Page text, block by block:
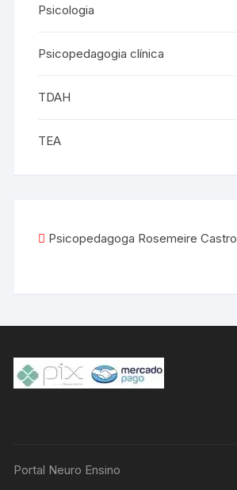
Psicologia
Psicopedagogia clínica
TDAH
TEA
Psicopedagoga Rosemeire Castro
Portal Neuro Ensino